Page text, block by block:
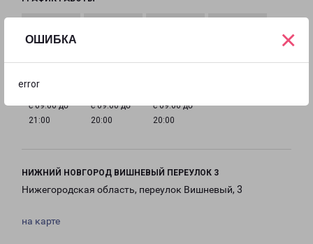
ОШИБКА
error
×
с 09:00 до
с 09:00 до
21:00
с 09:00 до
20:00
с 09:00 до
20:00
НИЖНИЙ НОВГОРОД ВИШНЕВЫЙ ПЕРЕУЛОК 3
Нижегородская область, переулок Вишневый, 3
на карте